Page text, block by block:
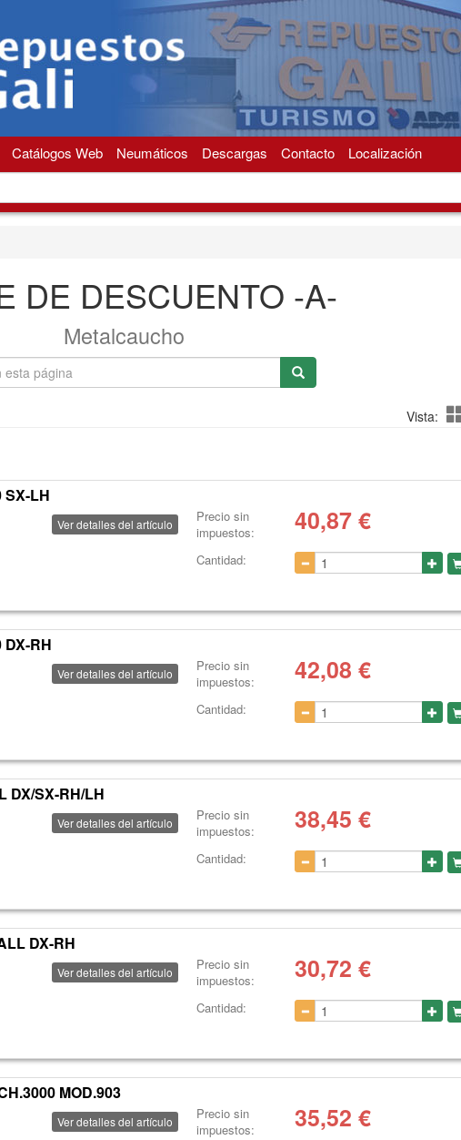
Catálogos Web Neumáticos Descargas Contacto Localización
DE DESCUENTO -A-
Metalcaucho
Vista:
SX-LH
Ver detalles del artículo
Precio sin
impuestos:
40,87€
Cantidad:
RH
Ver detalles del artículo
Precio sin
impuestos:
42,08 €
Cantidad:
DX/SX-RH/LH
Ver detalles del artículo
Precio sin
impuestos:
38,45 €
Cantidad:
DX-RH
Ver detalles del artículo
Precio sin
impuestos:
30,72 €
Cantidad:
MOD.903
Ver detalles del artículo
Precio sin
impuestos:
35,52 €